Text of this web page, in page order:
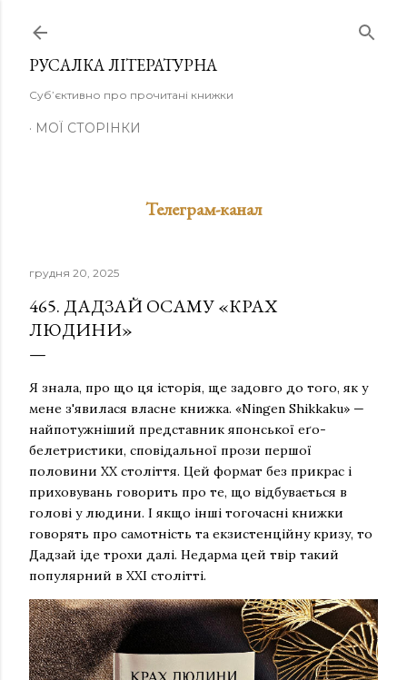
РУСАЛКА ЛІТЕРАТУРНА
Суб’єктивно про прочитані книжки
МОЇ СТОРІНКИ
Телеграм-канал
грудня 20, 2025
465. ДАДЗАЙ ОСАМУ «КРАХ
ЛЮДИНИ»
Я знала, про що ця історія, ще задовго до того, як у
мене з'явилася власне книжка. «Ningen Shikkaku» —
найпотужніший представник японської еґо-
белетристики, сповідальної прози першої
половини ХХ століття. Цей формат без прикрас і
приховувань говорить про те, що відбувається в
голові у людини. І якщо інші тогочасні книжки
говорять про самотність та екзистенційну кризу, то
Дадзай іде трохи далі. Недарма цей твір такий
популярний в ХХІ столітті.